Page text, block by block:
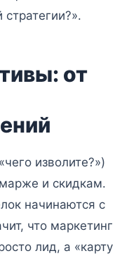
от
изволите?»)
и скидкам.
начинаются с
что маркетинг
лид, а «карту